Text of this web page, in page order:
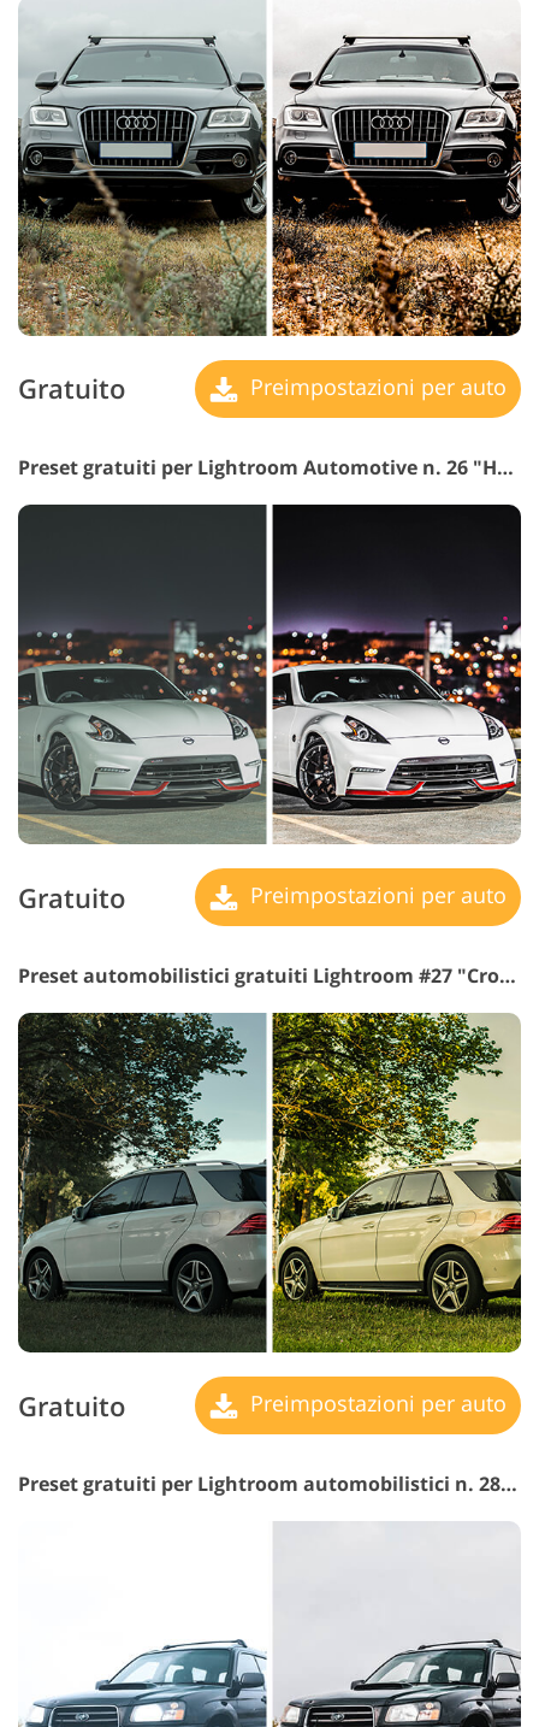
Gratuito Preimpostazioni per auto
Preset gratuiti per Lightroom Automotive n. 26 "HDR"
Gratuito Preimpostazioni per auto
Preset automobilistici gratuiti Lightroom #27 "Cross Process"
Gratuito Preimpostazioni per auto
Preset gratuiti per Lightroom automobilistici n. 28 "Dreamy"